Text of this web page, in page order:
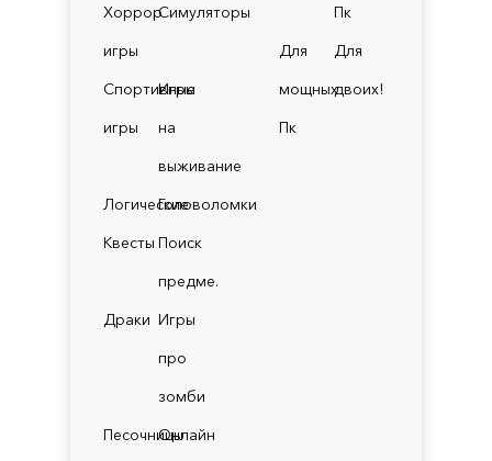
Хоррор
игры
Симуляторы
Спортивные
игры
Игры
на
выживание
ЛогическиеГоловоломки
Квесты Поиск
предме.
Драки Игры
про
зомби
ПесочницыОнлайн
Пк
Для
мощных
Пк
Для
двоих!